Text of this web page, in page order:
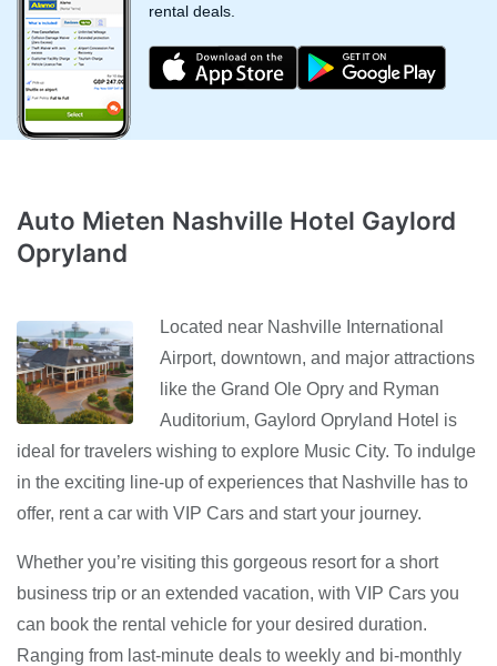
rental deals.
Auto Mieten Nashville Hotel Gaylord
Opryland
Located near Nashville International
Airport, downtown, and major attractions
like the Grand Ole Opry and Ryman
Auditorium, Gaylord Opryland Hotel is
ideal for travelers wishing to explore Music City. To indulge
in the exciting line-up of experiences that Nashville has to
offer, rent a car with VIP Cars and start your journey.
Whether you’re visiting this gorgeous resort for a short
business trip or an extended vacation, with VIP Cars you
can book the rental vehicle for your desired duration.
Ranging from last-minute deals to weekly and bi-monthly